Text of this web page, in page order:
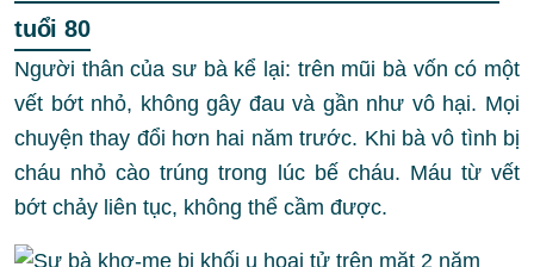
tuổi 80
Người thân của sư bà kể lại: trên mũi bà vốn có một
vết bớt nhỏ, không gây đau và gần như vô hại. Mọi
chuyện thay đổi hơn hai năm trước. Khi bà vô tình bị
cháu nhỏ cào trúng trong lúc bế cháu. Máu từ vết
bớt chảy liên tục, không thể cầm được.